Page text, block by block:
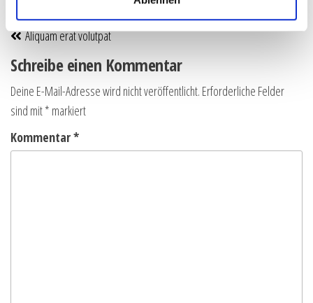
ZURÜCK
Aliquam erat volutpat
Schreibe einen Kommentar
Deine E-Mail-Adresse wird nicht veröffentlicht. Erforderliche Felder
sind mit* markiert
Kommentar*